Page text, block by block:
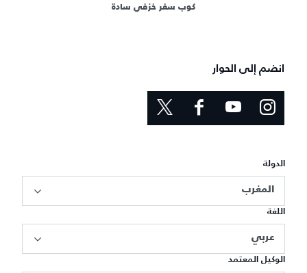
كوب سفر خزفي سادة
انضم إلى الحوار
الدولة
المغرب
اللغة
عربي
الوكيل المعتمد